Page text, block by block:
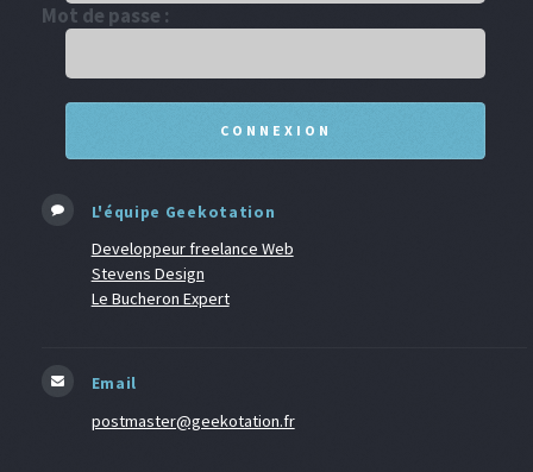
Mot de passe :
L'équipe Geekotation
Developpeur freelance Web
Stevens Design
Le Bucheron Expert
Email
postmaster@geekotation.fr